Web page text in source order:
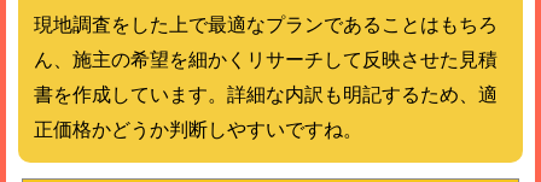
現地調査をした上で最適なプランであることはもちろ
ん、施主の希望を細かくリサーチして反映させた見積
書を作成しています。詳細な内訳も明記するため、適
正価格かどうか判断しやすいですね。